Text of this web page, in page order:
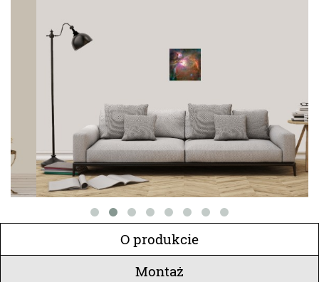
O produkcie
Montaż